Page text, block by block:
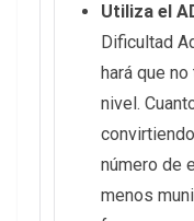
Utiliza el
Dificultad
hará que
nivel.
número de
menos